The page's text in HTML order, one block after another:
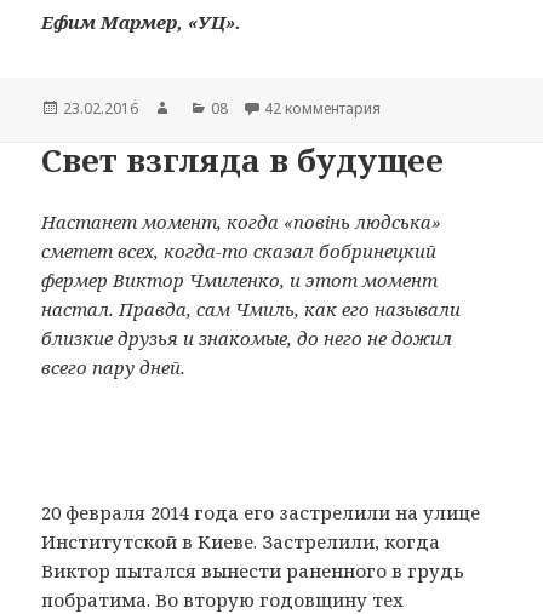
Ефим Мармер, «УЦ».
Опубликовано
23.02.2016 АвторРубрики
08 42 комментария
Свет взгляда в будущее
Настанет момент, когда «повінь людська»
сметет всех, когда-то сказал бобринецкий
фермер Виктор Чмиленко, и этот момент
настал. Правда, сам Чмиль, как его называли
близкие друзья и знакомые, до него не дожил
всего пару дней.
20 февраля 2014 года его застрелили на улице
Институтской в Киеве. Застрелили, когда
Виктор пытался вынести раненного в грудь
побратима. Во вторую годовщину тех